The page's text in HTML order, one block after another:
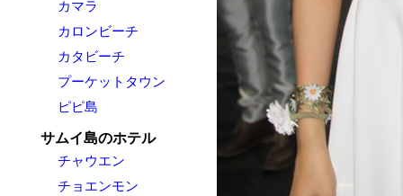
カマラ
カロンビーチ
カタビーチ
プーケットタウン
ピピ島
サムイ島のホテル
チャウエン
チョエンモン